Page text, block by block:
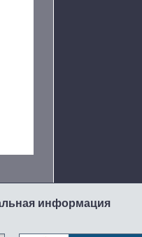
информация